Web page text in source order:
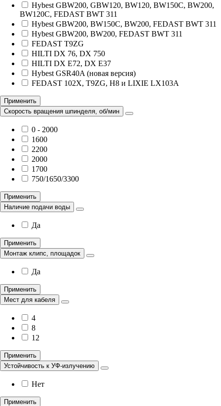
Hybest GBW200, GBW120, BW120, BW150C, BW200,
BW120C, FEDAST BWT 311
Hybest GBW200, BW150C, BW200, FEDAST BWT 311
Hybest GBW200, BW200, FEDAST BWT 311
FEDAST T9ZG
HILTI DX 76, DX 750
HILTI DX E72, DX E37
Hybest GSR40A (новая версия)
FEDAST 102X, Т9ZG, H8 и LIXIE LX103A
Применить
Скорость вращения шпинделя, об/мин
0 - 2000
1600
2200
2000
1700
750/1650/3300
Применить
Наличие подачи воды
Да
Применить
Монтаж клипс, площадок
Да
Применить
Мест для кабеля
4
8
12
Применить
Устойчивость к УФ-излучению
Нет
Применить